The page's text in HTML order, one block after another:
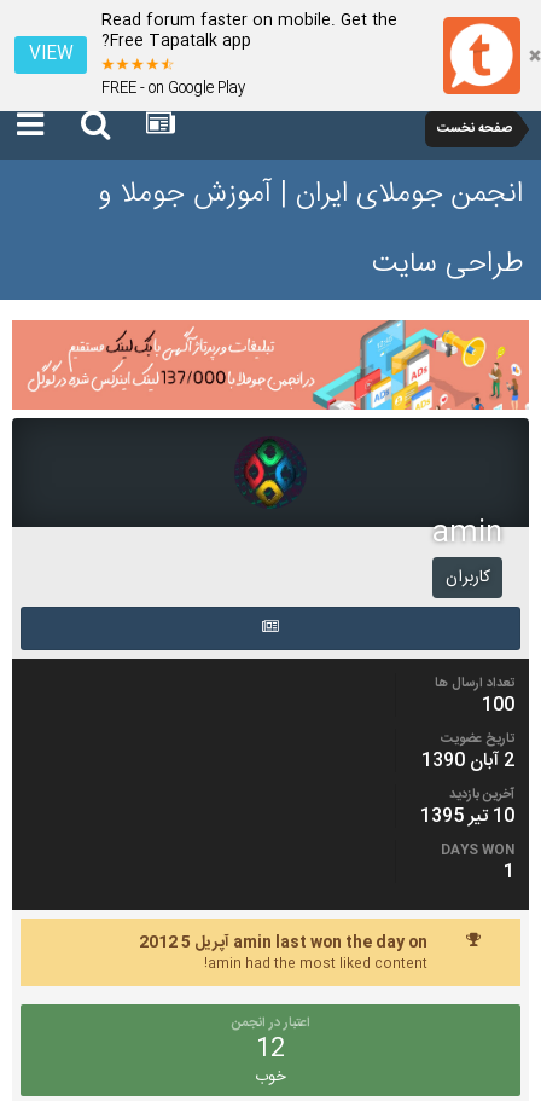
Read forum faster on mobile. Get the
Free Tapatalk app?
FREE - on Google Play
VIEW
صفحه نخست
انجمن جوملای ایران | آموزش جوملا و
طراحی سایت
amin
کاربران
تعداد ارسال ها
100
تاریخ عضویت
2 آبان 1390
آخرین بازدید
10 تیر 1395
DAYS WON
1
amin last won the day on آپریل 5 2012
amin had the most liked content!
اعتبار در انجمن
12
خوب